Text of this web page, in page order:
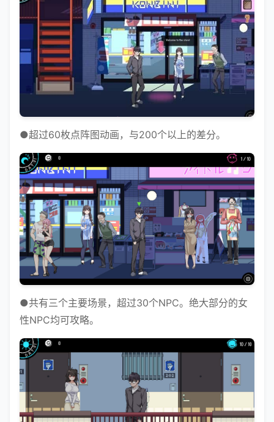
●超过60枚点阵图动画，与200个以上的差分。
●共有三个主要场景，超过30个NPC。绝大部分的女
性NPC均可攻略。